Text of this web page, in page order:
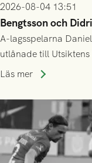
2026-08-04 13:51
Bengtsson och
A-lagsspelarna
utlånade till
speltid i Hestrafors
Läs mer